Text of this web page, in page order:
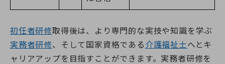
初任者研修取得後は、より専門的な実技や知識を学ぶ
実務者研修、そして国家資格である 介護福祉士へとキ
ャリアアップを目指すことができます。実務者研修を